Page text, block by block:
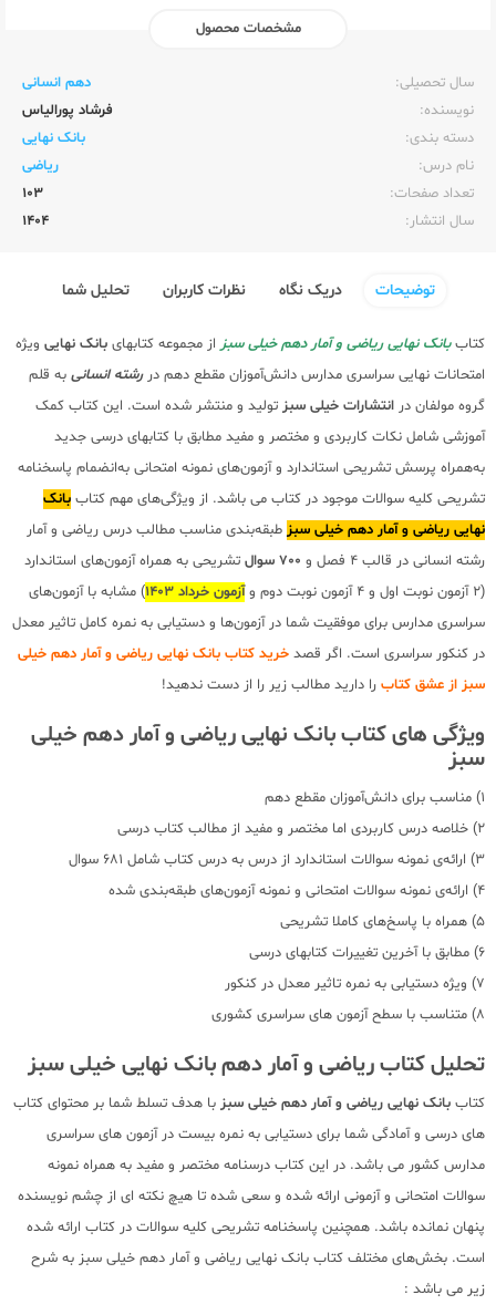
مشخصات محصول
سال تحصیلی:‌
دهم انسانی
نویسنده:‌
فرشاد پورالیاس
دسته بندی:
بانک نهایی
نام درس:
ریاضی
تعداد صفحات:‌
103
سال انتشار:‌
1404
توضیحات دریک نگاه نظرات کاربران تحلیل شما
کتاببانک نهایی ریاضی و آمار دهم خیلی سبز از مجموعه کتابهای بانک نهایی ویژه
امتحانات نهایی سراسری مدارس دانش‌آموزان مقطع دهم دررشته انسانی به قلم
گروه مولفان در انتشارات خیلی سبز تولید و منتشر شده است. این کتاب کمک
آموزشی شامل نکات کاربردی و مختصر و مفید مطابق با کتابهای درسی جدید
به‌همراه پرسش تشریحی استاندارد و آزمون‌های نمونه امتحانی به‌انضمام پاسخنامه
تشریحی کلیه سوالات موجود در کتاب می باشد. از ویژگی‌های مهم کتاب بانک
نهایی ریاضی و آمار دهم خیلی سبز طبقه‌بندی مناسب مطالب درس ریاضی و آمار
رشته انسانی در قالب 4 فصل و
700 سوال
تشریحی به همراه آزمون‌های استاندارد
(2 آزمون نوبت اول و 4 آزمون نوبت دوم و
آزمون خرداد 1403
) مشابه با آزمون‌‎های
سراسری مدارس برای موفقیت شما در آزمون‌ها و دستیابی به نمره کامل تاثیر معدل
در کنکور سراسری است. اگر قصد خرید کتاب بانک نهایی ریاضی و آمار دهم خیلی
سبز از عشق کتاب را دارید مطالب زیر را از دست ندهید!
ویژگی های کتاب بانک نهایی ریاضی و آمار دهم خیلی
سبز
1) مناسب برای دانش‌آموزان مقطع دهم
2) خلاصه درس کاربردی اما مختصر و مفید از مطالب کتاب درسی
3) ارائه‌ی نمونه سوالات استاندارد از درس به درس کتاب شامل 681 سوال
4) ارائه‌ی نمونه سوالات امتحانی و نمونه آزمون‌های طبقه‌بندی شده
5) همراه با پاسخ‌های کاملا تشریحی
6) مطابق با آخرین تغییرات کتابهای درسی
7) ویژه دستیابی به نمره تاثیر معدل در کنکور
8) متناسب با سطح آزمون های سراسری کشوری
تحلیل کتاب ریاضی و آمار دهم بانک نهایی خیلی سبز
کتاب بانک نهایی ریاضی و آمار دهم خیلی سبز با هدف تسلط شما بر محتوای کتاب
های درسی و آمادگی شما برای دستیابی به نمره بیست در آزمون های سراسری
مدارس کشور می باشد. در این کتاب درسنامه مختصر و مفید به همراه نمونه
سوالات امتحانی و آزمونی ارائه شده و سعی شده تا هیچ نکته ای از چشم نویسنده
پنهان نمانده باشد. همچنین پاسخنامه تشریحی کلیه سوالات در کتاب ارائه شده
است. بخش‌های مختلف کتاب بانک نهایی ریاضی و آمار دهم خیلی سبز به شرح
زیر می باشد :